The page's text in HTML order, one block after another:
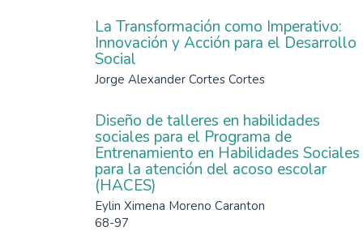
La Transformación como Imperativo:
Innovación y Acción para el Desarrollo
Social
Jorge Alexander Cortes Cortes
Diseño de talleres en habilidades
sociales para el Programa de
Entrenamiento en Habilidades Sociales
para la atención del acoso escolar
(HACES)
Eylin Ximena Moreno Caranton
68-97